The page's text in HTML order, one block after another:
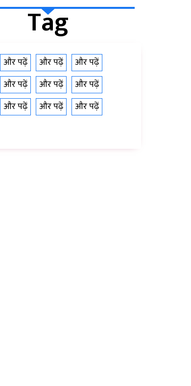
Tag
और पढ़ें और पढ़ें
और पढ़ें
और पढ़ें और पढ़ें
और पढ़ें
और पढ़ें और पढ़ें
और पढ़ें